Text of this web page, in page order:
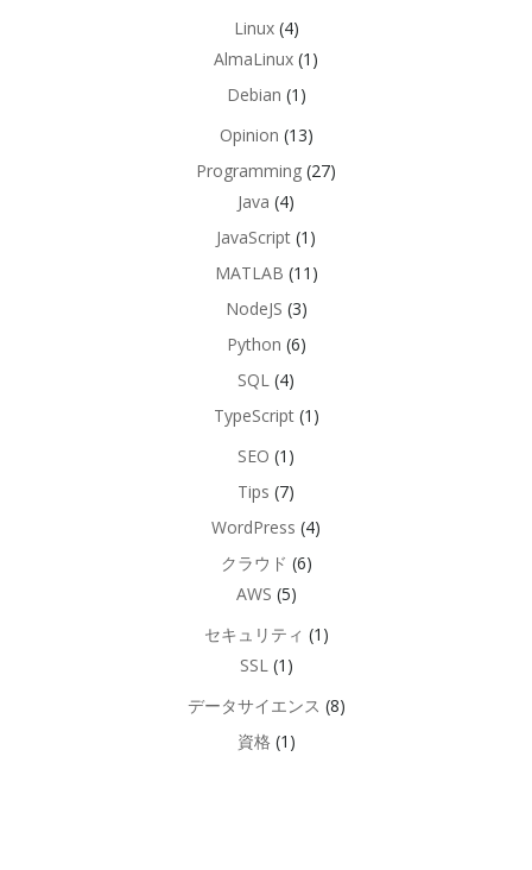
Linux(4)
AlmaLinux (1)
Debian (1)
Opinion (13)
Programming (27)
Java (4)
JavaScript (1)
MATLAB (11)
NodeJS (3)
Python (6)
SQL (4)
TypeScript(1)
SEO (1)
Tips (7)
WordPress (4)
クラウド (6)
AWS (5)
セキュリティ (1)
SSL (1)
データサイエンス (8)
資格 (1)